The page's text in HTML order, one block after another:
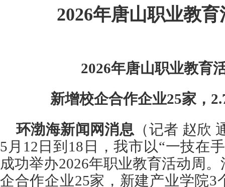
2026年唐山职业教
2026年唐山职业教育
新增校企合作企业25家，
环渤海新闻网消息 （记者 赵欣
5月12日到18日，我市以“一技在
成功举办2026年职业教育活动周
企合作企业25家，新建产业学院3